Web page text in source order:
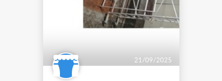
21/09/2025